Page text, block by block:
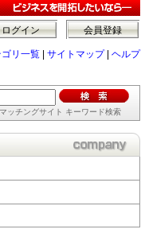
会員登録
ログイン
ゴリ一覧 サイトマップ| ヘルプ
ッチングサイト キーワード検索